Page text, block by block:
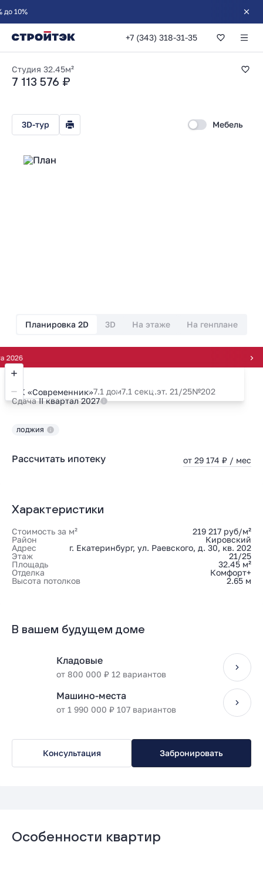
+7 (343) 318-31-35
Студия 32.45м²
Студия 32.45м²
7 113 576 ₽
3D-тур Мебель
Планировка 2D 3D На этаже На генплане
ЖК «Современник»7.1 дом7.1 секц.эт. 21/25№202
СдачаII квартал 2027
ЛОДЖИЯ
Рассчитать ипотеку от 29 174 ₽ / мес
Характеристики
Стоимость за м²
219 217 руб/м²
Район
Кировский
Адрес
г. Екатеринбург, ул. Раевского, д. 30, кв. 202
Этаж
21/25
Площадь
32.45 м²
Отделка
Комфорт+
Высота потолков
2.65 м
В вашем будущем доме
Кладовые
от 800 000 ₽ 12 вариантов
Машино-места
от 1 990 000 ₽ 107 вариантов
Консультация Забронировать
Особенности квартир